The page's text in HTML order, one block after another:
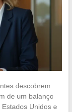
descobrem
de um balanço
Unidos e